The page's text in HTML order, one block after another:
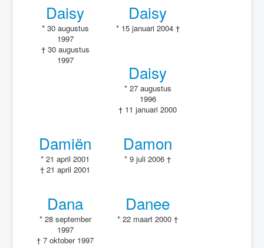
Daisy
* 30 augustus
1997
† 30 augustus
1997
Daisy
* 15 januari 2004 †
Daisy
* 27 augustus
1996
† 11 januari 2000
Damiën
* 21 april 2001
† 21 april 2001
Damon
* 9 juli 2006 †
Dana
* 28 september
1997
† 7 oktober 1997
Danee
* 22 maart 2000 †